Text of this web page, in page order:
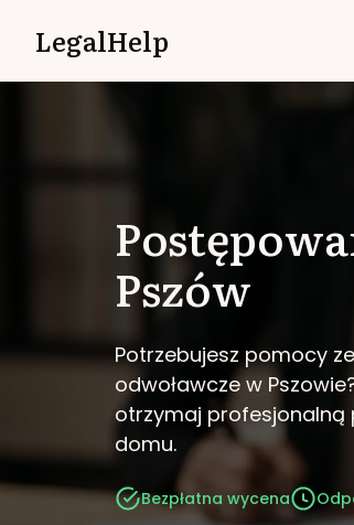
LegalHelp
Pszów
Potrzebujesz pomocy
odwoławcze w
otrzymaj profesjonalną
domu.
Bezpłatna wycena